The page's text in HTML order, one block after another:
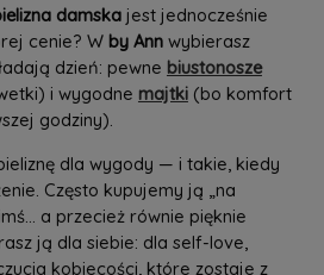
damskajest jednocześnie
cenie? W by Annwybierasz
dzień: pewne biustonosze
i wygodne majtki(bo komfort
godziny).
dla wygody — i takie, kiedy
Często kupujemy ją „na
a przecież równie pięknie
ją dla siebie: dla self-love,
kobiecości, które zostaje z